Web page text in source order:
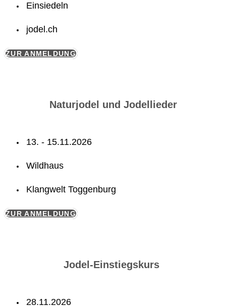
Einsiedeln
jodel.ch
ZUR ANMELDUNG
Naturjodel und Jodellieder
13. - 15.11.2026
Wildhaus
Klangwelt Toggenburg
ZUR ANMELDUNG
Jodel-Einstiegskurs
28.11.2026